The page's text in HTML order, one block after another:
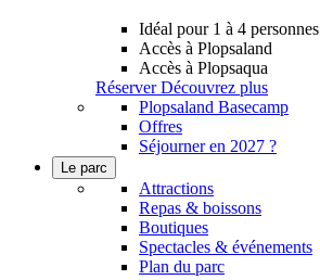
Idéal pour 1 à 4 personnes
Accès à Plopsaland
Accès à Plopsaqua
Réserver Découvrez plus
Plopsaland Basecamp
Offres
Séjourner en 2027 ?
Le parc
Attractions
Repas & boissons
Boutiques
Spectacles & événements
Plan du parc